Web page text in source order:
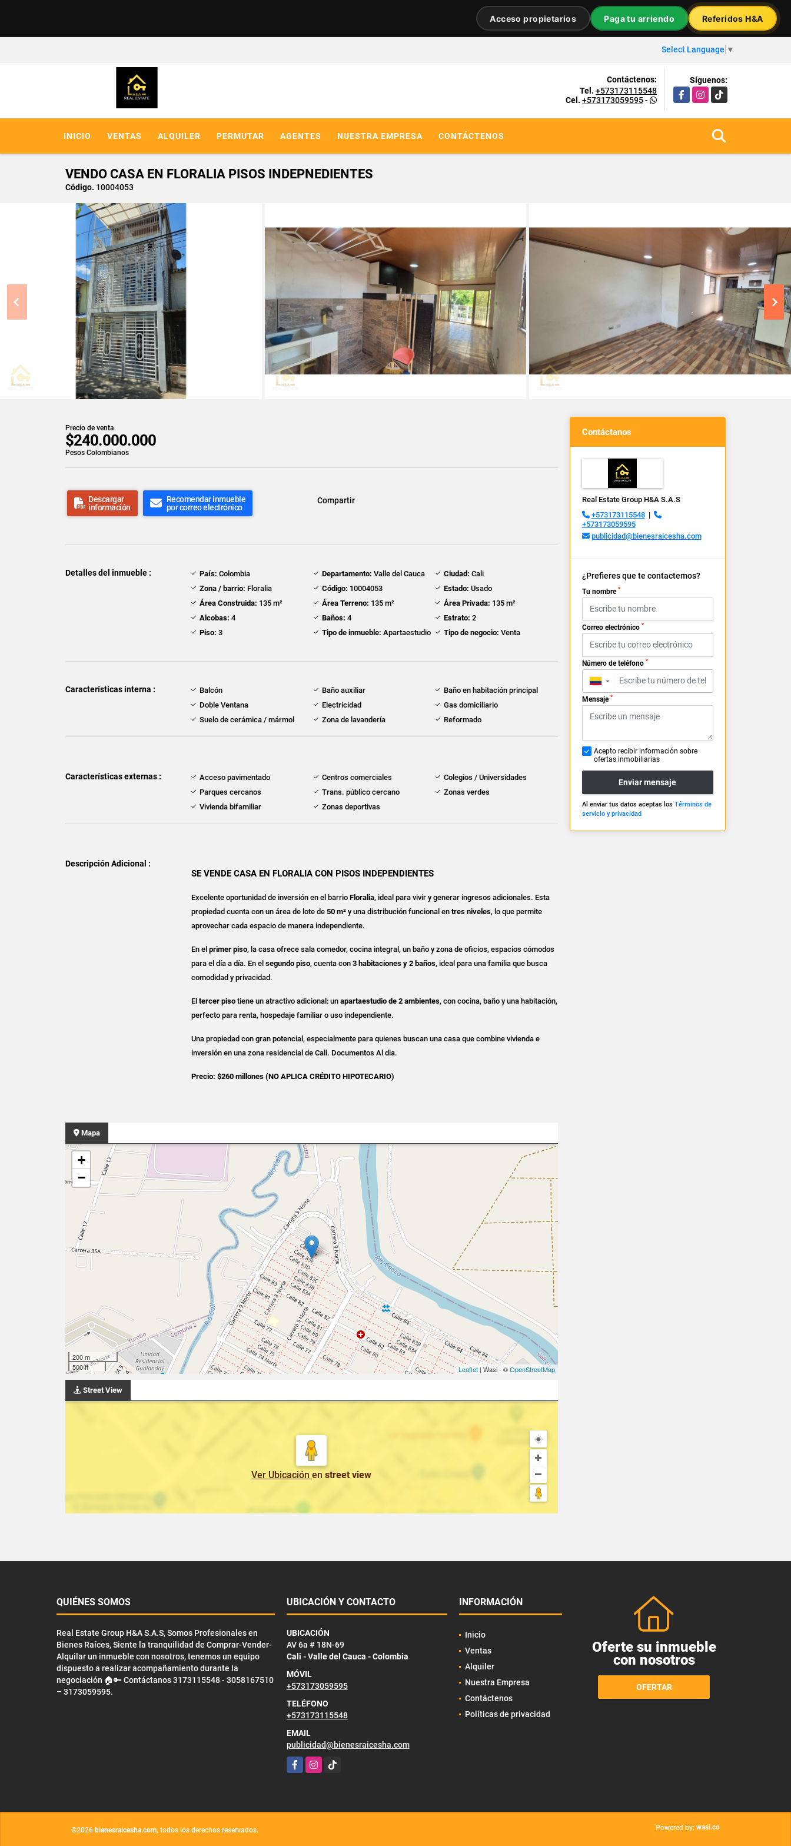
Acceso propietarios Paga tu arriendo Referidos H&A
Select Language ▼
Contáctenos:
Tel. +573173115548
Cel. +573173059595-
Síguenos:
FacebookInstagram
TikTok
INICIO VENTAS ALQUILER PERMUTAR AGENTES NUESTRA EMPRESA CONTÁCTENOS
VENDO CASA EN FLORALIA PISOS INDEPNEDIENTES
Código. 10004053
Precio de venta
$240.000.000
Pesos Colombianos
Descargar
información
Recomendar inmueble
por correo electrónico
Compartir
Detalles del inmueble : País: Colombia Departamento: Valle del Cauca Ciudad: Cali
Zona / barrio: Floralia Código: 10004053 Estado: Usado
Área Construida: 135 m² Área Terreno: 135 m² Área Privada: 135 m²
Alcobas: 4 Baños: 4 Estrato: 2
Piso: 3 Tipo de inmueble: Apartaestudio Tipo de negocio: Venta
Características interna : Balcón Baño auxiliar
Baño en habitación principal
Doble Ventana
Electricidad
Gas domiciliario
Suelo de cerámica / mármol
Zona de lavandería Reformado
Características externas : Acceso pavimentado Centros comerciales
Colegios / Universidades
Parques cercanos
Trans. público cercano
Zonas verdes
Vivienda bifamiliar
Zonas deportivas
Descripción Adicional :
SE VENDE CASA EN FLORALIA CON PISOS INDEPENDIENTES
Excelente oportunidad de inversión en el barrioFloralia, ideal para vivir y generar ingresos adicionales. Esta
propiedad cuenta con un área de lote de50 m² y una distribución funcional entres niveles, lo que permite
aprovechar cada espacio de manera independiente.
En elprimer piso, la casa ofrece sala comedor, cocina integral, un baño y zona de oficios, espacios cómodos
para el día a día. En elsegundo piso, cuenta con3 habitaciones y 2 baños, ideal para una familia que busca
comodidad y privacidad.
Eltercer piso tiene un atractivo adicional: unapartaestudio de 2 ambientes, con cocina, baño y una habitación,
perfecto para renta, hospedaje familiar o uso independiente.
Una propiedad con gran potencial, especialmente para quienes buscan una casa que combine vivienda e
inversión en una zona residencial de Cali. Documentos Al dia.
Precio: $260 millones (NO APLICA CRÉDITO HIPOTECARIO)
Mapa
+
−
200 m
500 ft
Leaflet| Wasi - ©OpenStreetMap
Street View
Ver Ubicaciónenstreet view
Contáctanos
Real Estate Group H&A S.A.S
+573173115548|
+573173059595
publicidad@bienesraicesha.com
¿Prefieres que te contactemos?
Tu nombre *
Correo electrónico *
Número de teléfono *
▼
Mensaje *
Acepto recibir información sobre
ofertas inmobiliarias
Enviar mensaje
Al enviar tus datos aceptas los Términos de
servicio y privacidad
QUIÉNES SOMOS
Real Estate Group H&A S.A.S, Somos Profesionales en
Bienes Raíces, Siente la tranquilidad de Comprar-Vender-
Alquilar un inmueble con nosotros, tenemos un equipo
dispuesto a realizar acompañamiento durante la
negociación 🏠🔑 Contáctanos 3173115548 - 3058167510
– 3173059595.
UBICACIÓN Y CONTACTO
UBICACIÓN
AV 6a # 18N-69
Cali - Valle del Cauca - Colombia
MÓVIL
+573173059595
TELÉFONO
+573173115548
EMAIL
publicidad@bienesraicesha.com
FacebookInstagram
TikTok
INFORMACIÓN
Inicio
Ventas
Alquiler
Nuestra Empresa
Contáctenos
Políticas de privacidad
Oferte su inmueble
con nosotros
OFERTAR
©2026 bienesraicesha.com, todos los derechos reservados. Powered by: wasi.co